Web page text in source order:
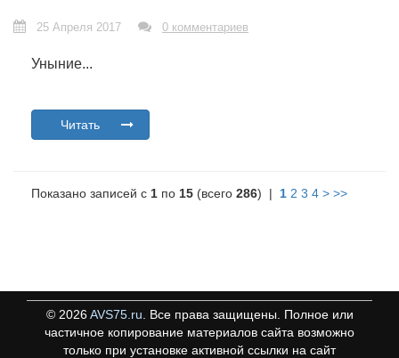
25 Апреля 2017 0 комментариев
Уныние...
Читать
Показано записей с 1 по 15 (всего 286) | 1 2 3 4 > >>
© 2026 AVS75.ru . Все права защищены. Полное или
частичное копирование материалов сайта возможно
только при установке активной ссылки на сайт